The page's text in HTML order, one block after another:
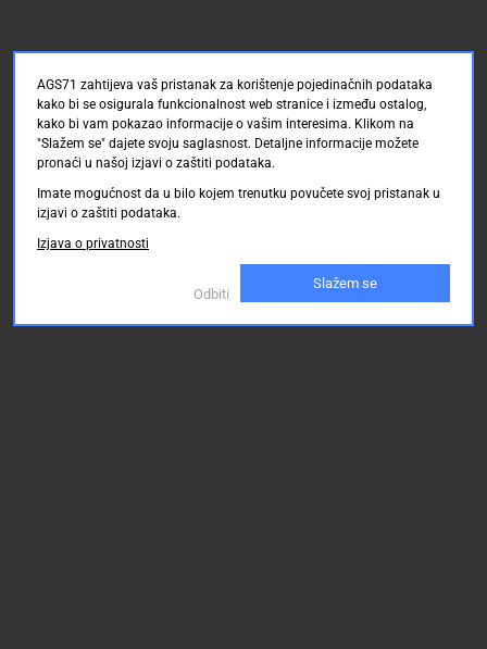
AGS71 zahtijeva vaš pristanak za korištenje pojedinačnih podataka
kako bi se osigurala funkcionalnost web stranice i između ostalog,
kako bi vam pokazao informacije o vašim interesima. Klikom na
"Slažem se" dajete svoju saglasnost. Detaljne informacije možete
pronaći u našoj izjavi o zaštiti podataka.
Imate mogućnost da u bilo kojem trenutku povučete svoj pristanak u
izjavi o zaštiti podataka.
Izjava o privatnosti
Odbiti
Slažem se